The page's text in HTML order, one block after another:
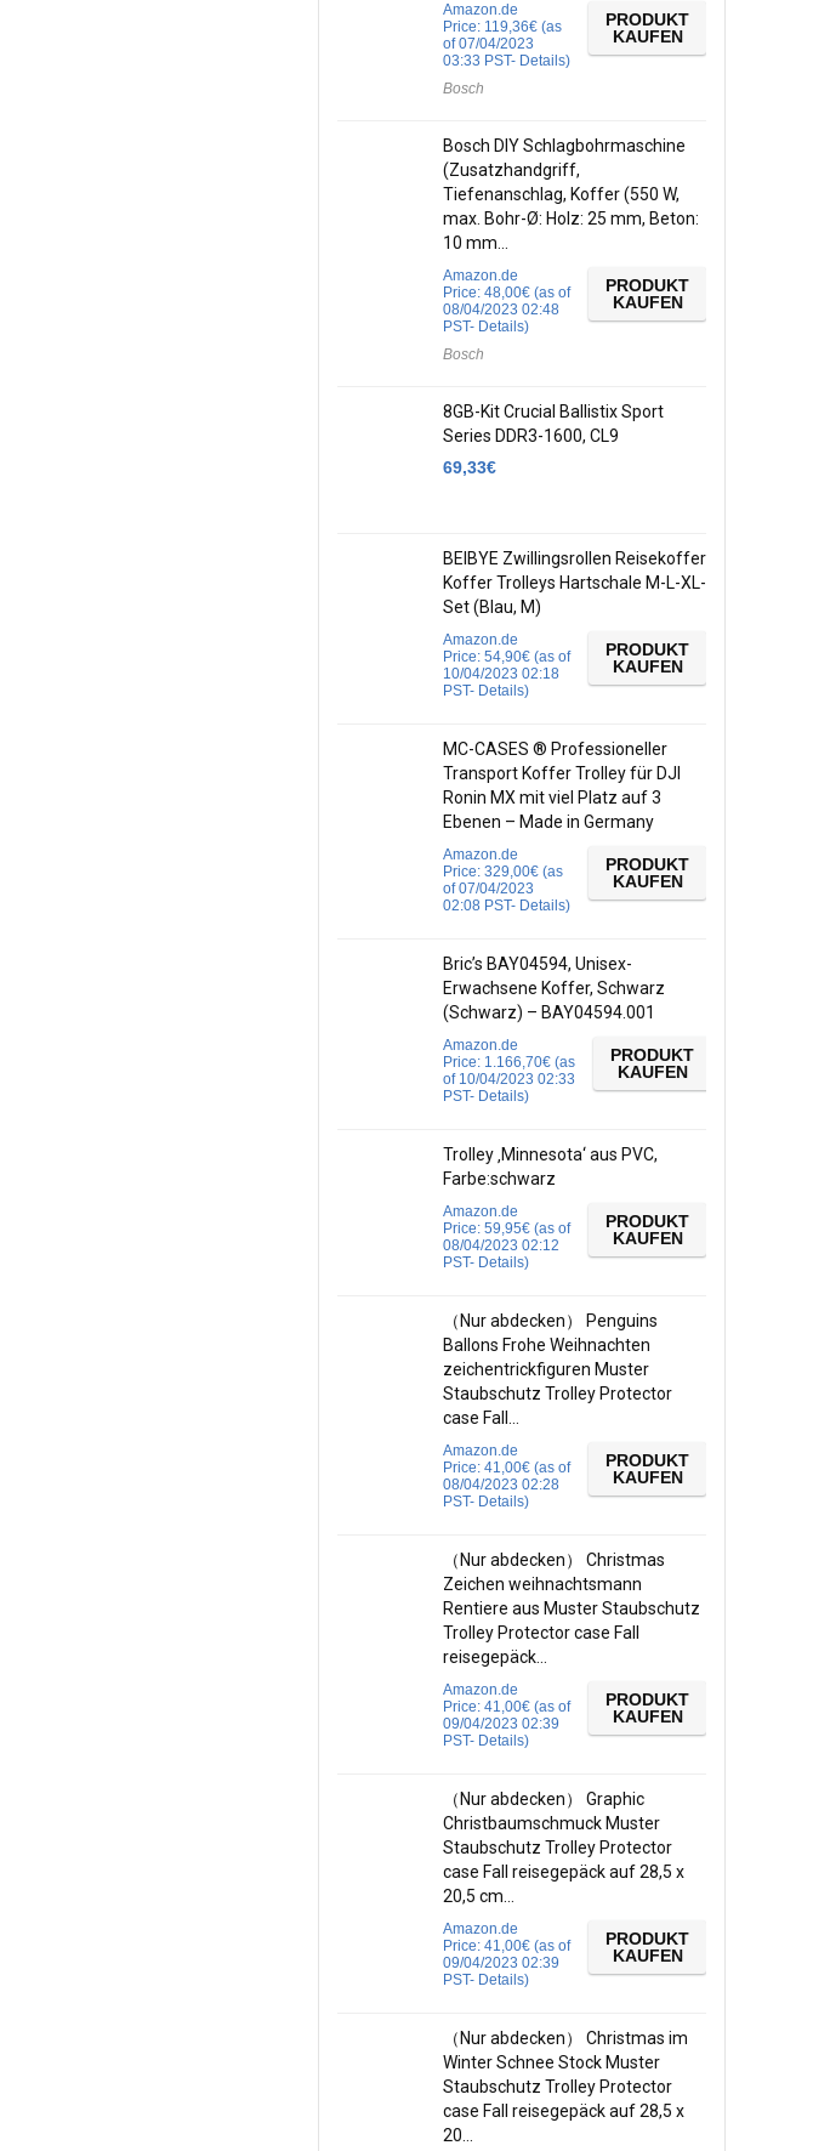
Amazon.de
Price: 119,36€ (as
of 07/04/2023
03:33 PST- Details)
Bosch
PRODUKT
KAUFEN
Bosch DIY Schlagbohrmaschine
(Zusatzhandgriff,
Tiefenanschlag, Koffer (550 W,
max. Bohr-Ø: Holz: 25 mm, Beton:
10 mm…
Amazon.de
Price: 48,00€ (as of
08/04/2023 02:48
PST- Details)
Bosch
PRODUKT
KAUFEN
8GB-Kit Crucial Ballistix Sport
Series DDR3-1600, CL9
69,33€
BEIBYE Zwillingsrollen Reisekoffer
Koffer Trolleys Hartschale M-L-XL-
Set (Blau, M)
Amazon.de
Price: 54,90€ (as of
10/04/2023 02:18
PST- Details)
PRODUKT
KAUFEN
MC-CASES ® Professioneller
Transport Koffer Trolley für DJI
Ronin MX mit viel Platz auf 3
Ebenen – Made in Germany
Amazon.de
Price: 329,00€ (as
of 07/04/2023
02:08 PST- Details)
PRODUKT
KAUFEN
Bric’s BAY04594, Unisex-
Erwachsene Koffer, Schwarz
(Schwarz) – BAY04594.001
Amazon.de
Price: 1.166,70€ (as
of 10/04/2023 02:33
PST- Details)
PRODUKT
KAUFEN
Trolley ‚Minnesota‘ aus PVC,
Farbe:schwarz
Amazon.de
Price: 59,95€ (as of
08/04/2023 02:12
PST- Details)
PRODUKT
KAUFEN
（Nur abdecken） Penguins
Ballons Frohe Weihnachten
zeichentrickfiguren Muster
Staubschutz Trolley Protector
case Fall…
Amazon.de
Price: 41,00€ (as of
08/04/2023 02:28
PST- Details)
PRODUKT
KAUFEN
（Nur abdecken） Christmas
Zeichen weihnachtsmann
Rentiere aus Muster Staubschutz
Trolley Protector case Fall
reisegepäck…
Amazon.de
Price: 41,00€ (as of
09/04/2023 02:39
PST- Details)
PRODUKT
KAUFEN
（Nur abdecken） Graphic
Christbaumschmuck Muster
Staubschutz Trolley Protector
case Fall reisegepäck auf 28,5 x
20,5 cm…
Amazon.de
Price: 41,00€ (as of
09/04/2023 02:39
PST- Details)
PRODUKT
KAUFEN
（Nur abdecken） Christmas im
Winter Schnee Stock Muster
Staubschutz Trolley Protector
case Fall reisegepäck auf 28,5 x
20…